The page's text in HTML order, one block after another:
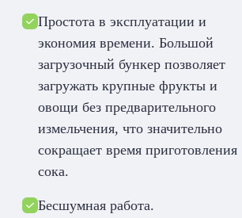
Простота в эксплуатации и
экономия времени. Большой
загрузочный бункер позволяет
загружать крупные фрукты и
овощи без предварительного
измельчения, что значительно
сокращает время приготовления
сока.
Бесшумная работа.